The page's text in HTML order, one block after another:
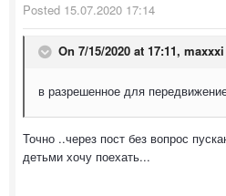
Posted 15.07.2020 17:14
On 7/15/2020 at 17:11, maxxxi
в разрешенное для
Точно ..через пост без вопрос
детьми хочу поехать...